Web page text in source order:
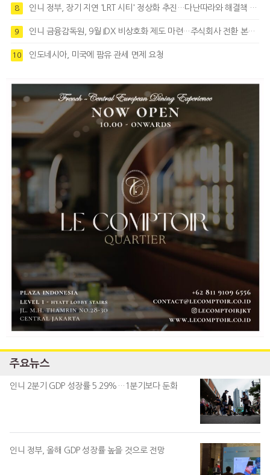
8 인니 정부, 장기 지연 'LRT 시티' 정상화 추진…다난따라와 해결책 모색
9 인니 금융감독원, 9월 IDX 비상호화 제도 마련…주식회사 전환 본격화
10 인도네시아, 미국에 팜유 관세 면제 요청
주요뉴스
인니 2분기 GDP 성장률 5.29%…1분기보다 둔화
인니 정부, 올해 GDP 성장률 높을 것으로 전망